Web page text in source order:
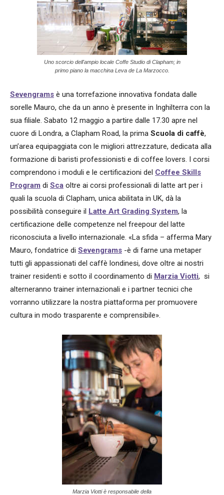
Uno scorcio dell'ampio locale Coffe Studio di Clapham; in
primo piano la macchina Leva de La Marzocco.
Sevengrams è una torrefazione innovativa fondata dalle
sorelle Mauro, che da un anno è presente in Inghilterra con la
sua filiale. Sabato 12 maggio a partire dalle 17.30 apre nel
cuore di Londra, a Clapham Road, la prima Scuola di caffè,
un’area equipaggiata con le migliori attrezzature, dedicata alla
formazione di baristi professionisti e di coffee lovers. I corsi
comprendono i moduli e le certificazioni del Coffee Skills
Program di Sca oltre ai corsi professionali di latte art per i
quali la scuola di Clapham, unica abilitata in UK, dà la
possibilità conseguire il Latte Art Grading System, la
certificazione delle competenze nel freepour del latte
riconosciuta a livello internazionale. «La sfida – afferma Mary
Mauro, fondatrice di Sevengrams -è di farne una metaper
tutti gli appassionati del caffè londinesi, dove oltre ai nostri
trainer residenti e sotto il coordinamento di Marzia Viotti, si
alterneranno trainer internazionali e i partner tecnici che
vorranno utilizzare la nostra piattaforma per promuovere
cultura in modo trasparente e comprensibile».
Marzia Viotti è responsabile della